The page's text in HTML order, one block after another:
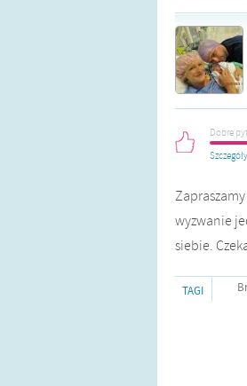
Dobre
Szczegóły
wyzwanie
siebie.
TAGI